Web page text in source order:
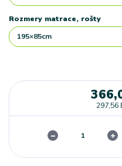
Rozmery matrace, rošty
297,56